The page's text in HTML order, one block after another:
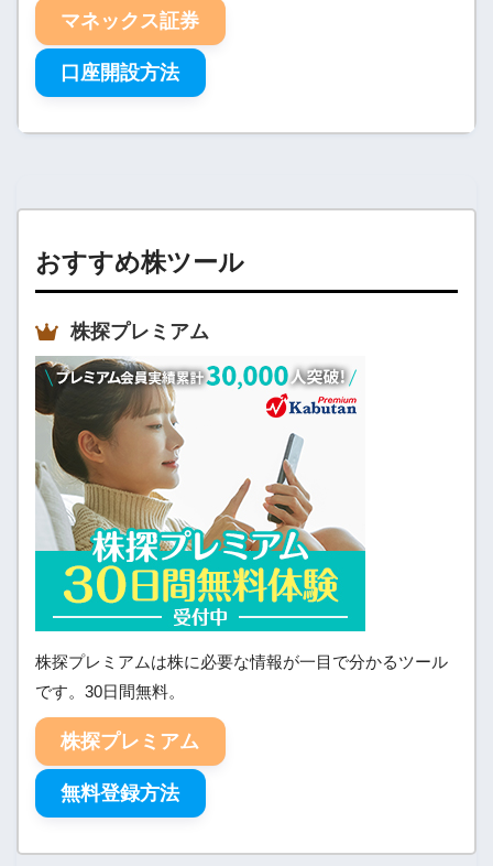
マネックス証券
口座開設方法
おすすめ株ツール
株探プレミアム
株探プレミアムは株に必要な情報が一目で分かるツール
です。30日間無料。
株探プレミアム
無料登録方法